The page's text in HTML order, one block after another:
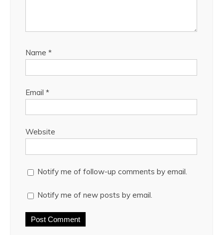
Name *
Email *
Website
Notify me of follow-up comments by email.
Notify me of new posts by email.